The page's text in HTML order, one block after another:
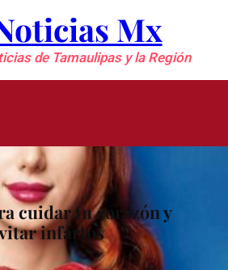
Mx
de Tamaulipas y la Región
cuidar tu corazón y
infartos